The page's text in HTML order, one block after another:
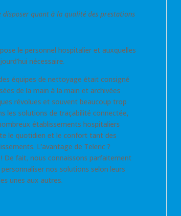
disposer quant à la qualité des prestations
le personnel hospitalier et auxquelles
nécessaire.
équipes de nettoyage était consigné
de la main à la main et archivées
révolues et souvent beaucoup trop
les solutions de traçabilité connectée,
établissements hospitaliers
le quotidien et le confort tant des
L’avantage de Teleric ?
De fait, nous connaissons parfaitement
nos solutions selon leurs
unes aux autres.